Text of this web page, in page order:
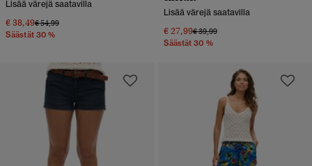
Lisää värejä saatavilla
€ 38,49Hinta alennettu hinnasta
€ 54,99hintaan
Säästät 30 %
Lisää värejä saatavilla
€ 27,99Hinta alennettu hinnasta
€ 39,99hintaan
Säästät 30 %